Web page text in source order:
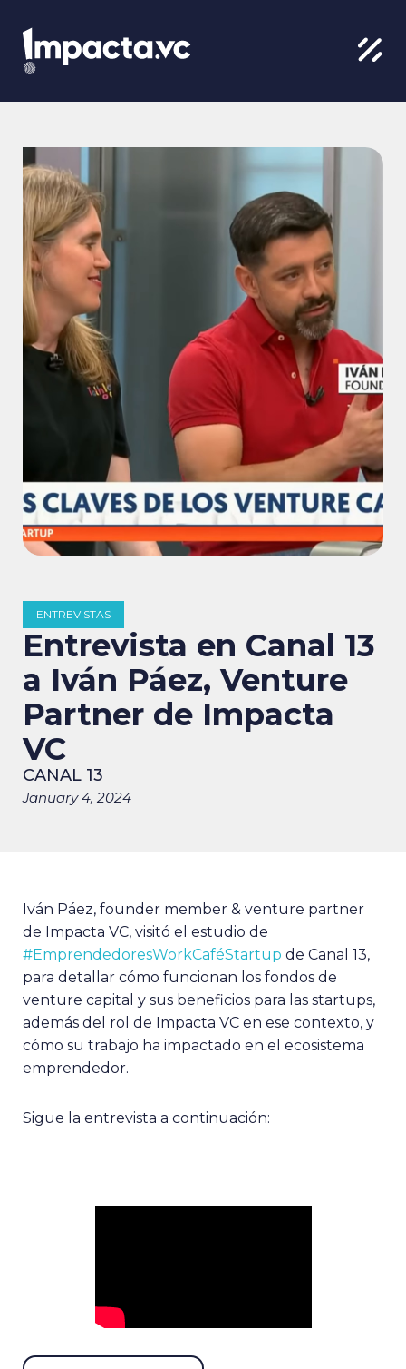
ENTREVISTAS
Entrevista en Canal 13
a Iván Páez, Venture
Partner de Impacta
VC
CANAL 13
January 4, 2024
Iván Páez, founder member & venture partner
de Impacta VC, visitó el estudio de
#EmprendedoresWorkCaféStartup de Canal 13,
para detallar cómo funcionan los fondos de
venture capital y sus beneficios para las startups,
además del rol de Impacta VC en ese contexto, y
cómo su trabajo ha impactado en el ecosistema
emprendedor.
Sigue la entrevista a continuación: